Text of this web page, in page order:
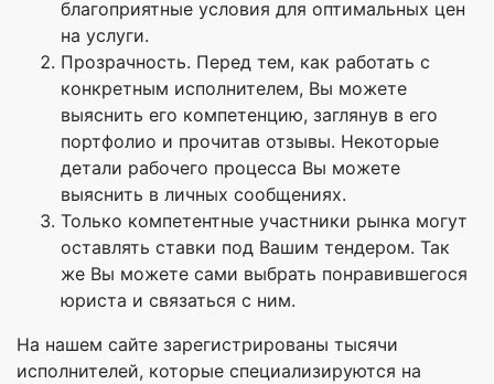
благоприятные условия для оптимальных цен
на услуги.
Прозрачность. Перед тем, как работать с
конкретным исполнителем, Вы можете
выяснить его компетенцию, заглянув в его
портфолио и прочитав отзывы. Некоторые
детали рабочего процесса Вы можете
выяснить в личных сообщениях.
Только компетентные участники рынка могут
оставлять ставки под Вашим тендером. Так
же Вы можете сами выбрать понравившегося
юриста и связаться с ним.
На нашем сайте зарегистрированы тысячи
исполнителей, которые специализируются на